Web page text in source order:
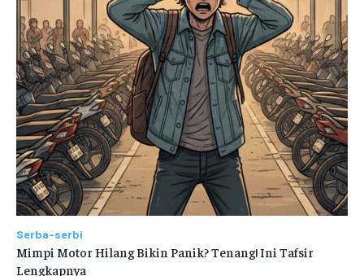
Serba-serbi
Mimpi Motor Hilang Bikin Panik? Tenang! Ini Tafsir
Lengkapnya